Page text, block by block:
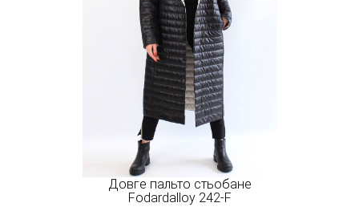
Довге пальто стьобане
Fodardalloy 242-F